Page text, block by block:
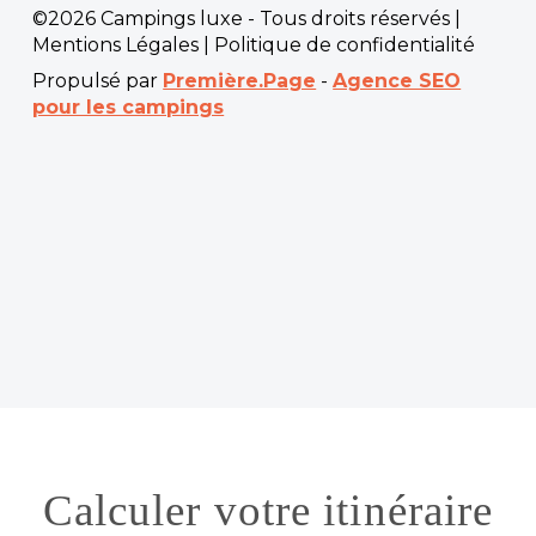
©2026 Campings luxe - Tous droits réservés |
Mentions Légales
Politique de confidentialité
Propulsé par Première.Page -Agence SEO
pour les campings
Calculer votre itinéraire